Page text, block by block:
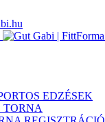
EDZÉSEK
TORNA